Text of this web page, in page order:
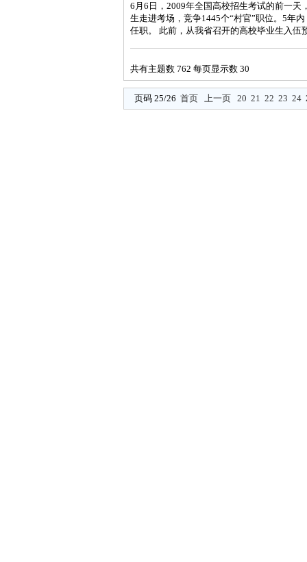
6月6日，2009年全国高校招生考试的前一天
生走进考场，竞争1445个“村官”职位。5年
任职。 此前，从我省召开的高校毕业生入伍
共有主题数 762 每页显示数 30
页码 25/26 首页 上一页 20 21 22 23 24